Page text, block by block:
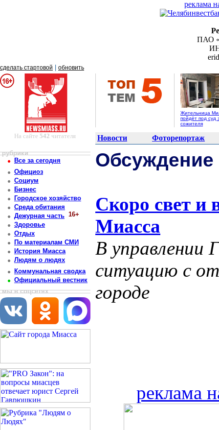
реклама
ПАО
сделать стартовой обновить
Жительница
пойдёт под суд
сожителя
На сайте 542 читателя Новости Фоторепортаж
рубрики
Все за сегодня
Официоз
Социум
Бизнес
Городское хозяйство
Среда обитания
Дежурная часть 16+
Здоровье
Отдых
По материалам СМИ
История Миасса
Людям о людях
Коммунальная сводка
Официальный вестник
мы в соцсетях
Скоро свет и
Миасса
В управлении
ситуацию с
городе
реклама